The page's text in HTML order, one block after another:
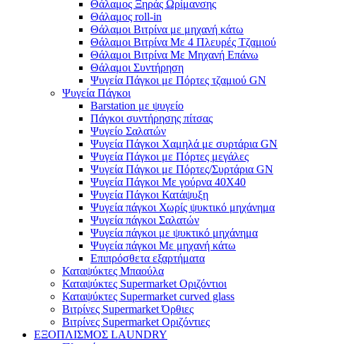
Θάλαμος Ξηράς Ωρίμανσης
Θάλαμος roll-in
Θάλαμοι Βιτρίνα με μηχανή κάτω
Θάλαμοι Βιτρίνα Με 4 Πλευρές Τζαμιού
Θάλαμοι Βιτρίνα Με Μηχανή Επάνω
Θάλαμοι Συντήρηση
Ψυγεία Πάγκοι με Πόρτες τζαμιού GN
Ψυγεία Πάγκοι
Barstation με ψυγείο
Πάγκοι συντήρησης πίτσας
Ψυγείο Σαλατών
Ψυγεία Πάγκοι Χαμηλά με συρτάρια GN
Ψυγεία Πάγκοι με Πόρτες μεγάλες
Ψυγεία Πάγκοι με Πόρτες/Συρτάρια GN
Ψυγεία Πάγκοι Με γούρνα 40Χ40
Ψυγεία Πάγκοι Κατάψυξη
Ψυγεία πάγκοι Χωρίς ψυκτικό μηχάνημα
Ψυγεία πάγκοι Σαλατών
Ψυγεία πάγκοι με ψυκτικό μηχάνημα
Ψυγεία πάγκοι Με μηχανή κάτω
Επιπρόσθετα εξαρτήματα
Καταψύκτες Μπαούλα
Καταψύκτες Supermarket Οριζόντιοι
Καταψύκτες Supermarket curved glass
Βιτρίνες Supermarket Όρθιες
Βιτρίνες Supermarket Οριζόντιες
ΕΞΟΠΛΙΣΜΟΣ LAUNDRY